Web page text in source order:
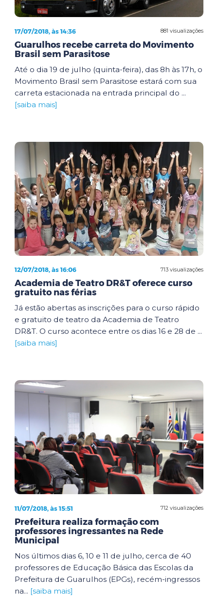
881 visualizações
17/07/2018, às 14:36
Guarulhos recebe carreta do Movimento
Brasil sem Parasitose
Até o dia 19 de julho (quinta-feira), das 8h às 17h, o
Movimento Brasil sem Parasitose estará com sua
carreta estacionada na entrada principal do ...
[saiba mais]
713 visualizações
12/07/2018, às 16:06
Academia de Teatro DR&T oferece curso
gratuito nas férias
Já estão abertas as inscrições para o curso rápido
e gratuito de teatro da Academia de Teatro
DR&T. O curso acontece entre os dias 16 e 28 de ...
[saiba mais]
712 visualizações
11/07/2018, às 15:51
Prefeitura realiza formação com
professores ingressantes na Rede
Municipal
Nos últimos dias 6, 10 e 11 de julho, cerca de 40
professores de Educação Básica das Escolas da
Prefeitura de Guarulhos (EPGs), recém-ingressos
na... [saiba mais]